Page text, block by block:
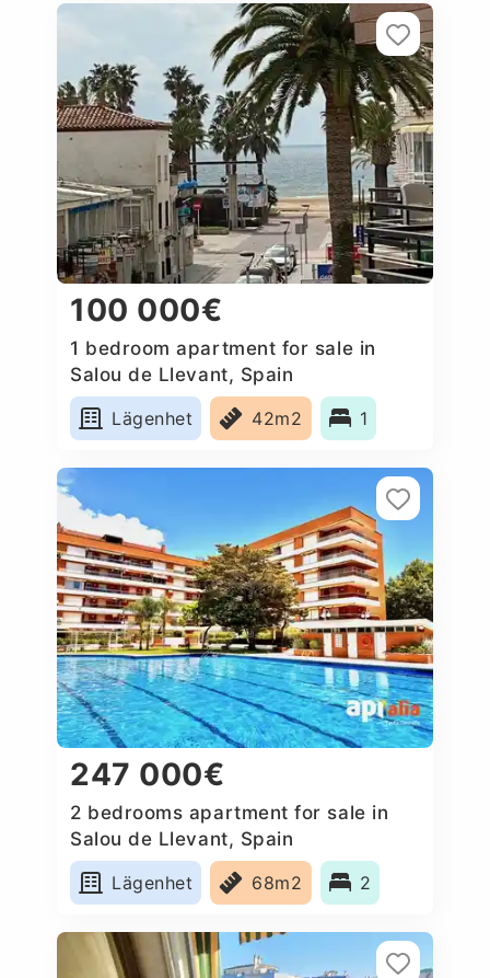
100 000€
1 bedroom apartment for sale in
Salou de Llevant, Spain
Lägenhet
42m2 1
247 000€
2 bedrooms apartment for sale in
Salou de Llevant, Spain
Lägenhet
68m2 2